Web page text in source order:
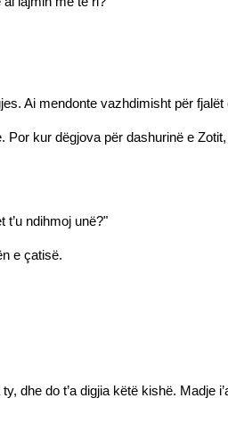
Ai mendonte vazhdimisht për fjalët
kur dëgjova për dashurinë e
t’u ndihmoj unë?"
e çatisë.
dhe do t’a digjia këtë kishë. Madje